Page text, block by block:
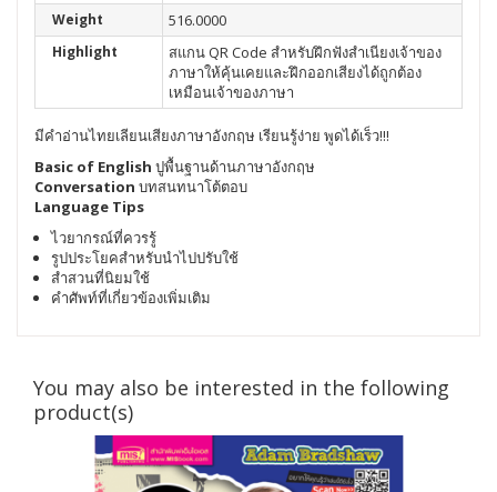
Weight 516.0000
Highlight
สแกน QR Code สำหรับฝึกฟังสำเนียงเจ้าของ
ภาษาให้คุ้นเคยและฝึกออกเสียงได้ถูกต้อง
เหมือนเจ้าของภาษา
มีคำอ่านไทยเลียนเสียงภาษาอังกฤษ เรียนรู้ง่าย พูดได้เร็ว!!!
Basic of English ปูพื้นฐานด้านภาษาอังกฤษ
Conversation บทสนทนาโต้ตอบ
Language Tips
ไวยากรณ์ที่ควรรู้
รูปประโยคสำหรับนำไปปรับใช้
สำสวนที่นิยมใช้
คำศัพท์ที่เกี่ยวข้องเพิ่มเติม
You may also be interested in the following
product(s)